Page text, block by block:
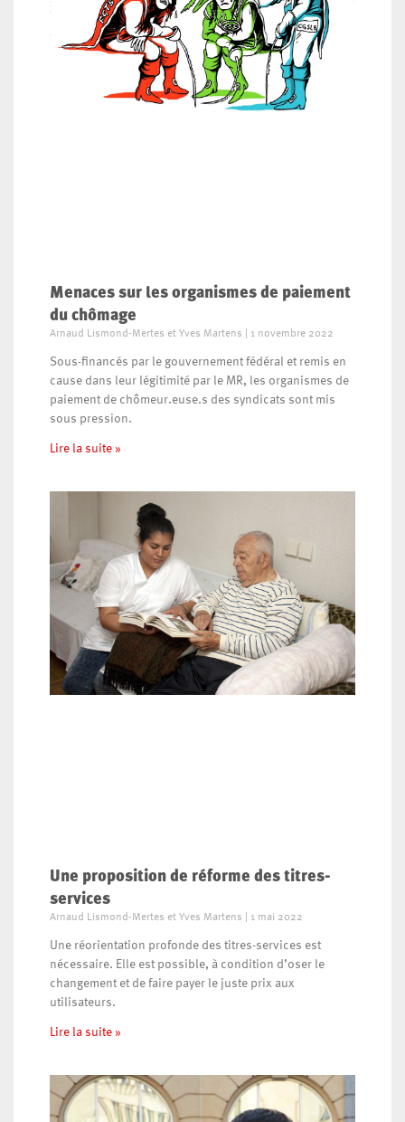
Menaces sur les organismes de paiement
du chômage
Arnaud Lismond-Mertes et Yves Martens 1 novembre 2022
Sous-financés par le gouvernement fédéral et remis en
cause dans leur légitimité par le MR, les organismes de
paiement de chômeur.euse.s des syndicats sont mis
sous pression.
Lire la suite »
Une proposition de réforme des titres-
services
Arnaud Lismond-Mertes et Yves Martens 1 mai 2022
Une réorientation profonde des titres-services est
nécessaire. Elle est possible, à condition d’oser le
changement et de faire payer le juste prix aux
utilisateurs.
Lire la suite »